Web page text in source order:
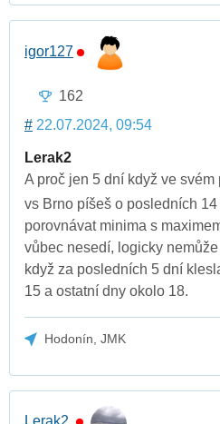
igor127
162
# 22.07.2024, 09:54
Lerak2
A proč jen 5 dní když ve
vs Brno píšeš o posledních 14
porovnávat minima s
vůbec nesedí, logicky
když za posledních 5 dní
15 a ostatní dny okolo 18.
Hodonín, JMK
Lerak2